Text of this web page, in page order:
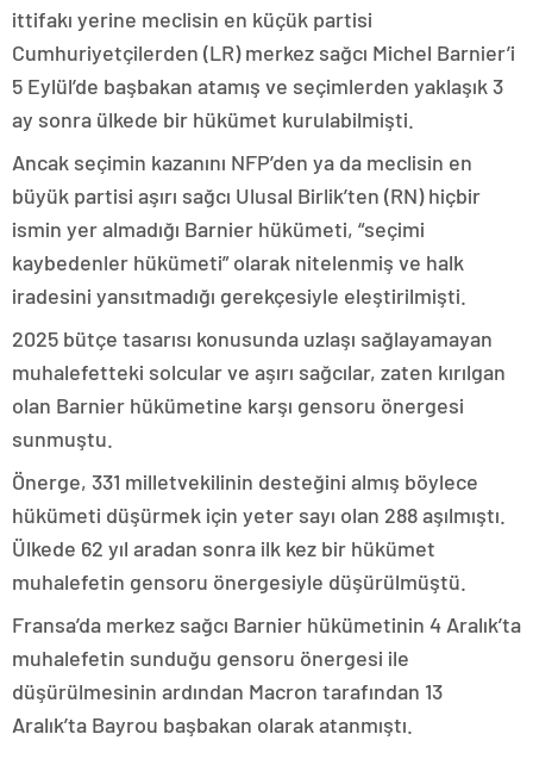
ittifakı yerine meclisin en küçük partisi
Cumhuriyetçilerden (LR) merkez sağcı Michel Barnier’i
5 Eylül’de başbakan atamış ve seçimlerden yaklaşık 3
ay sonra ülkede bir hükümet kurulabilmişti.
Ancak seçimin kazanını NFP’den ya da meclisin en
büyük partisi aşırı sağcı Ulusal Birlik’ten (RN) hiçbir
ismin yer almadığı Barnier hükümeti, “seçimi
kaybedenler hükümeti” olarak nitelenmiş ve halk
iradesini yansıtmadığı gerekçesiyle eleştirilmişti.
2025 bütçe tasarısı konusunda uzlaşı sağlayamayan
muhalefetteki solcular ve aşırı sağcılar, zaten kırılgan
olan Barnier hükümetine karşı gensoru önergesi
sunmuştu.
Önerge, 331 milletvekilinin desteğini almış böylece
hükümeti düşürmek için yeter sayı olan 288 aşılmıştı.
Ülkede 62 yıl aradan sonra ilk kez bir hükümet
muhalefetin gensoru önergesiyle düşürülmüştü.
Fransa’da merkez sağcı Barnier hükümetinin 4 Aralık’ta
muhalefetin sunduğu gensoru önergesi ile
düşürülmesinin ardından Macron tarafından 13
Aralık’ta Bayrou başbakan olarak atanmıştı.